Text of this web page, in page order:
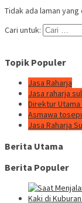
Tidak ada laman yang
Cari untuk:
Topik Populer
Jasa Raharja
Jasa raharja
Direktur Utama
Asmawa
Jasa Raharja
Berita Utama
Berita Populer